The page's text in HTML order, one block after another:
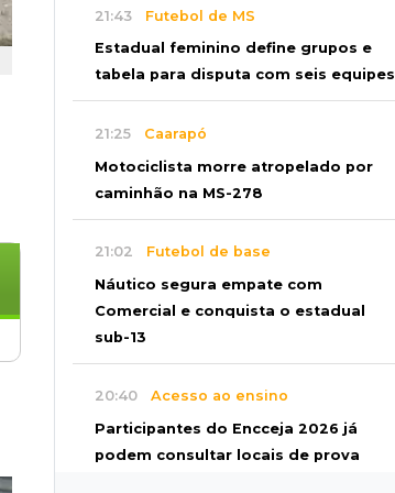
21:43 Futebol de MS
Estadual feminino define grupos e
tabela para disputa com seis equipes
21:25 Caarapó
Motociclista morre atropelado por
caminhão na MS-278
21:02 Futebol de base
Náutico segura empate com
Comercial e conquista o estadual
sub-13
20:40 Acesso ao ensino
Participantes do Encceja 2026 já
podem consultar locais de prova